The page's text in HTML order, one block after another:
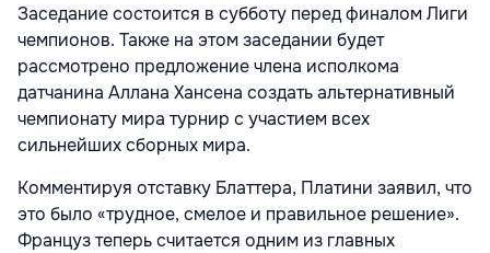
Заседание состоится в субботу перед финалом Лиги
чемпионов. Также на этом заседании будет
рассмотрено предложение члена исполкома
датчанина Аллана Хансена создать альтернативный
чемпионату мира турнир с участием всех
сильнейших сборных мира.
Комментируя отставку Блаттера, Платини заявил, что
это было «трудное, смелое и правильное решение».
Француз теперь считается одним из главных